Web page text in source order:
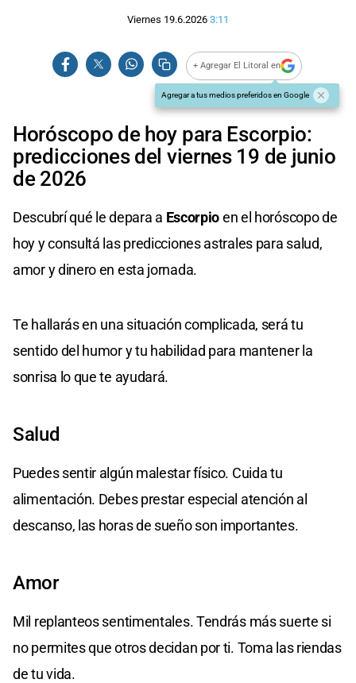
Viernes 19.6.2026 3:11
+ Agregar El Litoral en
Agregar a tus medios preferidos en Google
Horóscopo de hoy para Escorpio:
predicciones del viernes 19 de junio
de 2026
Descubrí qué le depara a Escorpioen el horóscopo de
hoy y consultá las predicciones astrales para salud,
amor y dinero en esta jornada.
Te hallarás en una situación complicada, será tu
sentido del humor y tu habilidad para mantener la
sonrisa lo que te ayudará.
Salud
Puedes sentir algún malestar físico. Cuida tu
alimentación. Debes prestar especial atención al
descanso, las horas de sueño son importantes.
Amor
Mil replanteos sentimentales. Tendrás más suerte si
no permites que otros decidan por ti. Toma las riendas
de tu vida.